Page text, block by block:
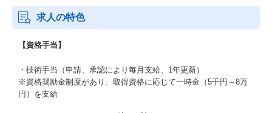
求人の特色
【資格手当】
・技術手当（申請、承認により毎月支給、1年更新）
※資格奨励金制度があり、取得資格に応じて一時金（5千円～8万
円）を支給